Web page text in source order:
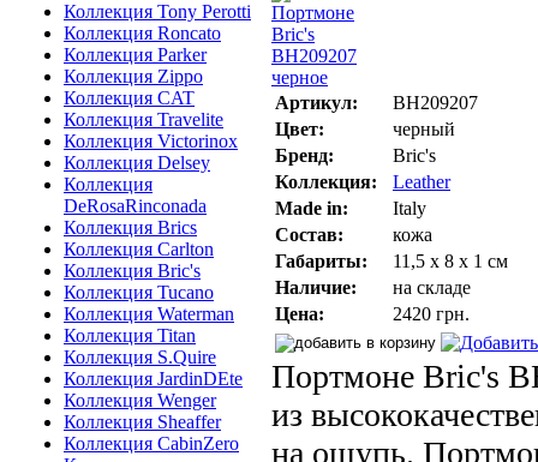
Коллекция Tony Perotti
Коллекция Roncato
Коллекция Parker
Коллекция Zippo
Коллекция CAT
Коллекция Travelite
Коллекция Victorinox
Коллекция Delsey
Коллекция
DeRosaRinconada
Коллекция Brics
Коллекция Carlton
Коллекция Bric's
Коллекция Tucano
Коллекция Waterman
Коллекция Titan
Коллекция S.Quire
Коллекция JardinDEte
Коллекция Wenger
Коллекция Sheaffer
Коллекция CabinZero
Артикул:
BH209207
Цвет:
черный
Бренд:
Bric's
Коллекция:
Leather
Made in:
Italy
Состав:
кожа
Габариты:
11,5 х 8 х 1 см
Наличие:
на складе
Цена:
2420 грн.
Портмоне Bric's
из
на ощупь.